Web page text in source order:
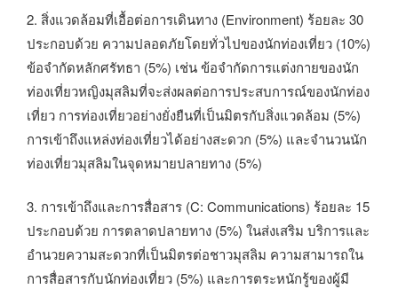
2. สิ่งแวดล้อมที่เอื้อต่อการเดินทาง (Environment) ร้อยละ 30
ประกอบด้วย ความปลอดภัยโดยทั่วไปของนักท่องเที่ยว (10%)
ข้อจำกัดหลักศรัทธา (5%) เช่น ข้อจำกัดการแต่งกายของนัก
ท่องเที่ยวหญิงมุสลิมที่จะส่งผลต่อการประสบการณ์ของนักท่อง
เที่ยว การท่องเที่ยวอย่างยั่งยืนที่เป็นมิตรกับสิ่งแวดล้อม (5%)
การเข้าถึงแหล่งท่องเที่ยวได้อย่างสะดวก (5%) และจำนวนนัก
ท่องเที่ยวมุสลิมในจุดหมายปลายทาง (5%)
3. การเข้าถึงและการสื่อสาร (C: Communications) ร้อยละ 15
ประกอบด้วย การตลาดปลายทาง (5%) ในส่งเสริม บริการและ
อำนวยความสะดวกที่เป็นมิตรต่อชาวมุสลิม ความสามารถใน
การสื่อสารกับนักท่องเที่ยว (5%) และการตระหนักรู้ของผู้มี